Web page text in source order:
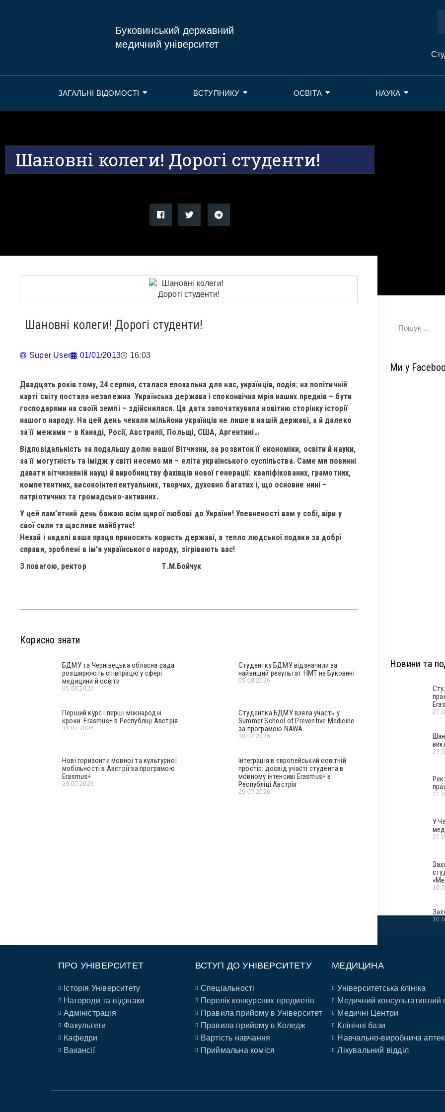
Буковинський державний
медичний університет
ЗАГАЛЬНІ ВІДОМОСТІ ВСТУПНИКУ ОСВІТА НАУКА
Шановні колеги! Дорогі студенти!
Шановні колеги! Дорогі студенти!
Super User 01/01/2013 16:03
Двадцять років тому, 24 серпня, сталася епохальна для нас, українців, подія: на політичній
карті світу постала незалежна Українська держава і споконвічна мрія наших предків – бути
господарями на своїй землі – здійснилася. Ця дата започаткувала новітню сторінку історії
нашого народу. На цей день чекали мільйони українців не лише в нашій державі, а й далеко
за її межами – в Канаді, Росії, Австралії, Польщі, США, Аргентині…
Відповідальність за подальшу долю нашої Вітчизни, за розвиток її економіки, освіти й науки,
за її могутність та імідж у світі несемо ми – еліта українського суспільства. Саме ми повинні
давати вітчизняній науці й виробництву фахівців нової генерації: кваліфікованих, грамотних,
компетентних, високоінтелектуальних, творчих, духовно багатих і, що основне нині –
патріотичних та громадсько-активних.
У цей пам’ятний день бажаю всім щирої любові до України! Упевненості вам у собі, віри у
свої сили та щасливе майбутнє!
Нехай і надалі ваша праця приносить користь державі, а тепло людської подяки за добрі
справи, зроблені в ім’я українського народу, зігрівають вас!
З повагою, ректор Т.М.Бойчук
Корисно знати
БДМУ та Чернівецька обласна рада
розширюють співпрацю у сфері
медицини й освіти
05.08.2026
Студентку БДМУ відзначили за
найвищий результат НМТ на Буковині
05.08.2026
Перший курс і перші міжнародні
кроки: Erasmus+ в Республіці Австрія
31.07.2026
Студентка БДМУ взяла участь у
Summer School of Preventive Medicine
за програмою NAWA
30.07.2026
Нові горизонти мовної та культурної
мобільності в Австрії за програмою
Erasmus+
29.07.2026
Інтеграція в європейський освітній
простір: досвід участі студента в
мовному інтенсиві Erasmus+ в
Республіці Австрія
29.07.2026
Ми у
Новини та
У
ПРО УНІВЕРСИТЕТ
Історія Університету
Нагороди та відзнаки
Адміністрація
Факультети
Кафедри
Вакансії
ВСТУП ДО УНІВЕРСИТЕТУ
Спеціальності
Перелік конкурсних предметів
Правила прийому в Університет
Правила прийому в Коледж
Вартість навчання
Приймальна коміся
МЕДИЦИНА
Університетська клініка
Медичний консультативний
Медичні Центри
Клінічні бази
Навчально-виробнича
Лікувальний відділ